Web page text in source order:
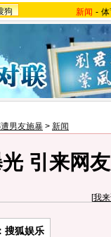
狗 新闻 -
男友施暴 > 新闻
引来网
[我
搜狐娱乐